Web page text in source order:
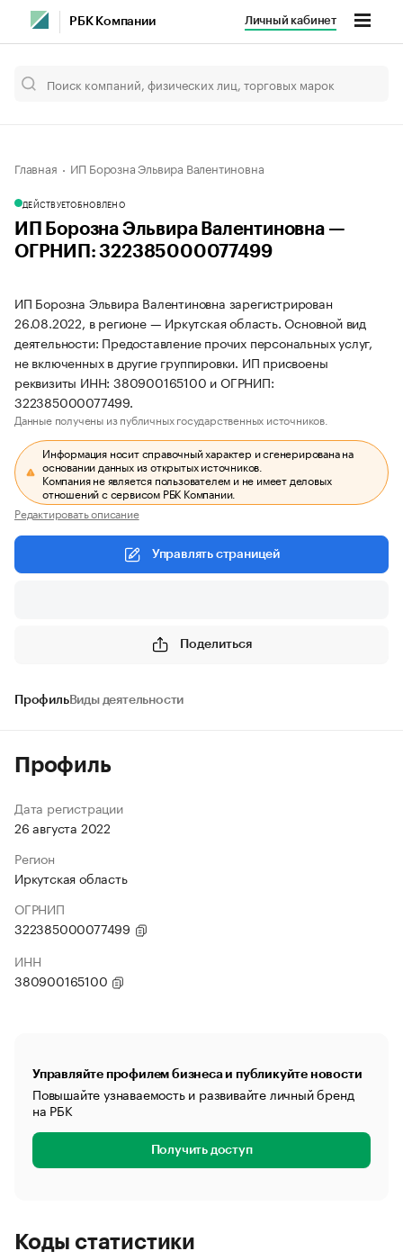
РБК Компании Личный кабинет
Главная ИП Борозна Эльвира Валентиновна
ДЕЙСТВУЕТОБНОВЛЕНО
ИП Борозна Эльвира Валентиновна —
ОГРНИП: 322385000077499
ИП Борозна Эльвира Валентиновна зарегистрирован
26.08.2022, в регионе — Иркутская область. Основной вид
деятельности: Предоставление прочих персональных услуг,
не включенных в другие группировки. ИП присвоены
реквизиты ИНН: 380900165100 и ОГРНИП:
322385000077499.
Данные получены из публичных государственных источников.
Информация носит справочный характер и сгенерирована на
основании данных из открытых источников.
Компания не является пользователем и не имеет деловых
отношений с сервисом РБК Компании.
Редактировать описание
Управлять страницей
Поделиться
ПрофильВиды деятельности
Профиль
Дата регистрации
26 августа 2022
Регион
Иркутская область
ОГРНИП
322385000077499
ИНН
380900165100
Управляйте профилем бизнеса и публикуйте новости
Повышайте узнаваемость и развивайте личный бренд
на РБК
Получить доступ
Коды статистики